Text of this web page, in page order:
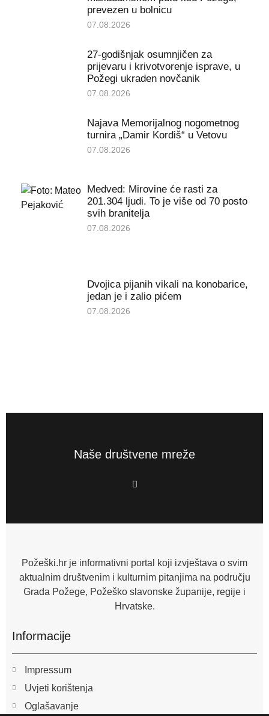
prevezen u bolnicu
07.08.2026
27-godišnjak osumnjičen za
prijevaru i krivotvorenje isprave, u
Požegi ukraden novčanik
07.08.2026
Najava Memorijalnog nogometnog
turnira „Damir Kordiš“ u Vetovu
07.08.2026
Medved: Mirovine će rasti za
201.304 ljudi. To je više od 70 posto
svih branitelja
07.08.2026
Dvojica pijanih vikali na konobarice,
jedan je i zalio pićem
07.08.2026
Naše društvene mreže
F
a
o
f
Požeški.hr je informativni portal koji izvještava o svim
aktualnim društvenim i kulturnim pitanjima na području
Grada Požege, Požeško slavonske županije, regije i
Hrvatske.
Informacije
Impressum
Uvjeti korištenja
Oglašavanje